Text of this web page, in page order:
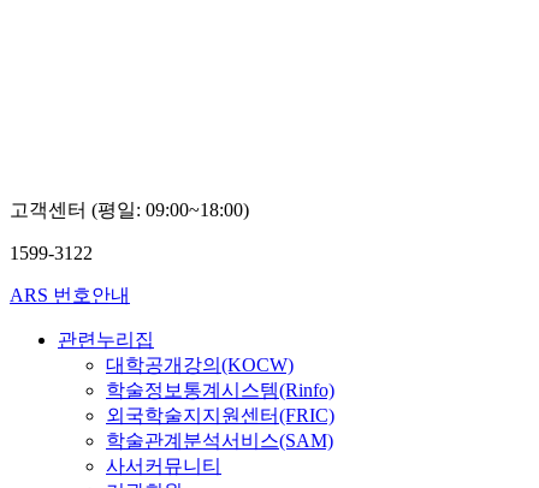
고객센터 (평일: 09:00~18:00)
1599-3122
ARS 번호안내
관련누리집
대학공개강의(KOCW)
학술정보통계시스템(Rinfo)
외국학술지지원센터(FRIC)
학술관계분석서비스(SAM)
사서커뮤니티